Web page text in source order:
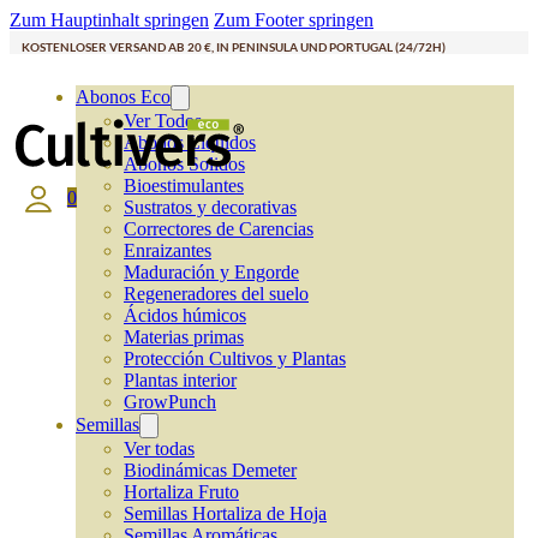
Zum Hauptinhalt springen Zum Footer springen
KOSTENLOSER VERSAND AB 20 €, IN PENINSULA UND PORTUGAL (24/72H)
Abonos Eco
Ver Todos
Abonos Líquidos
Abonos Solidos
Bioestimulantes
Sustratos y decorativas
Correctores de Carencias
Enraizantes
Maduración y Engorde
Regeneradores del suelo
Ácidos húmicos
Materias primas
Protección Cultivos y Plantas
Plantas interior
GrowPunch
Semillas
Ver todas
Biodinámicas Demeter
Hortaliza Fruto
Semillas Hortaliza de Hoja
0